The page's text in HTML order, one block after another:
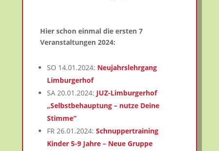
Hier schon einmal die ersten 7
Veranstaltungen 2024:
SO 14.01.2024: Neujahrslehrgang
Limburgerhof
SA 20.01.2024: JUZ-Limburgerhof
„Selbstbehauptung – nutze Deine
Stimme“
FR 26.01.2024:Schnuppertraining
Kinder 5-9 Jahre – Neue Gruppe